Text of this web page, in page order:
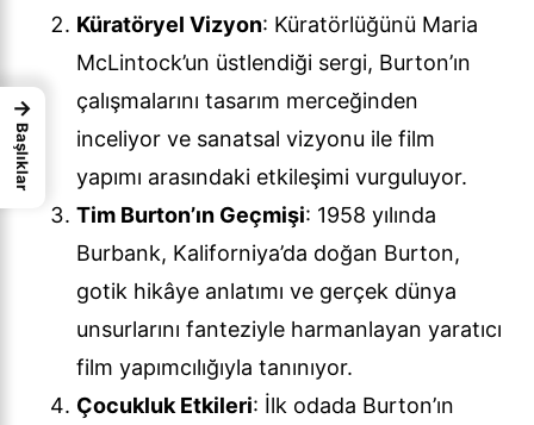
Küratöryel Vizyon: Küratörlüğünü Maria
McLintock’un üstlendiği sergi, Burton’ın
çalışmalarını tasarım merceğinden
inceliyor ve sanatsal vizyonu ile film
yapımı arasındaki etkileşimi vurguluyor.
Tim Burton’ın Geçmişi: 1958 yılında
Burbank, Kaliforniya’da doğan Burton,
gotik hikâye anlatımı ve gerçek dünya
unsurlarını fanteziyle harmanlayan yaratıcı
film yapımcılığıyla tanınıyor.
Çocukluk Etkileri: İlk odada Burton’ın
→
Başlıklar